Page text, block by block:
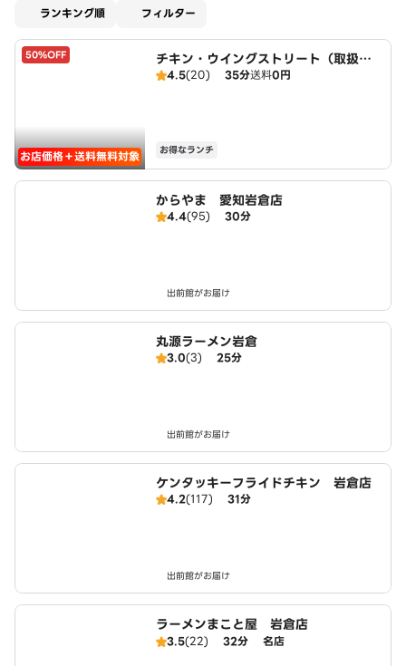
ランキング順 フィルター
50%OFF
お店価格＋送料無料対象
チキン・ウイングストリート（取扱：
ピザハット北名古屋徳重店）
4.5(20) 35分送料0円
お得なランチ
からやま 愛知岩倉店
4.4(95) 30分
出前館がお届け
丸源ラーメン岩倉
3.0(3) 25分
出前館がお届け
ケンタッキーフライドチキン 岩倉店
4.2(117) 31分
出前館がお届け
ラーメンまこと屋 岩倉店
3.5(22) 32分 名店